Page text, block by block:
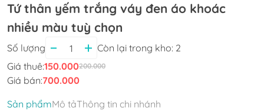
Tứ thân yếm trắng váy đen áo khoác
nhiều màu tuỳ chọn
Số lượng Còn lại trong kho: 2
Giá thuê:150.000200.000
Giá bán:700.000
Sản phẩmMô tảThông tin chi nhánh